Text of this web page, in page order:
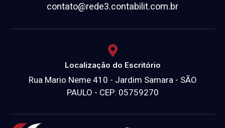
contato@rede3.contabilit.com.br
Localização do Escritório
Rua Mario Neme 410 - Jardim Samara - SÃO
PAULO - CEP: 05759270